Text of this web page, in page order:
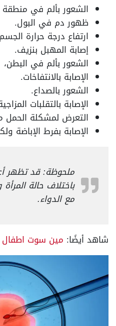
الشعور بألم في
ظهور دم في البول.
ارتفاع درجة حرارة الجسم عن 38
إصابة المهبل بنزيف.
الشعور بألم في البطن،
الإصابة بالانتفاخات.
الشعور بالصداع.
الإصابة بالتقلبات
التعرض لمشكلة الحمل
الإصابة بفرط الإباضة
ملحوظة: قد تظهر
باختلاف حالة
مع الدواء.
شاهد أيضًا: مين سوت اطفال